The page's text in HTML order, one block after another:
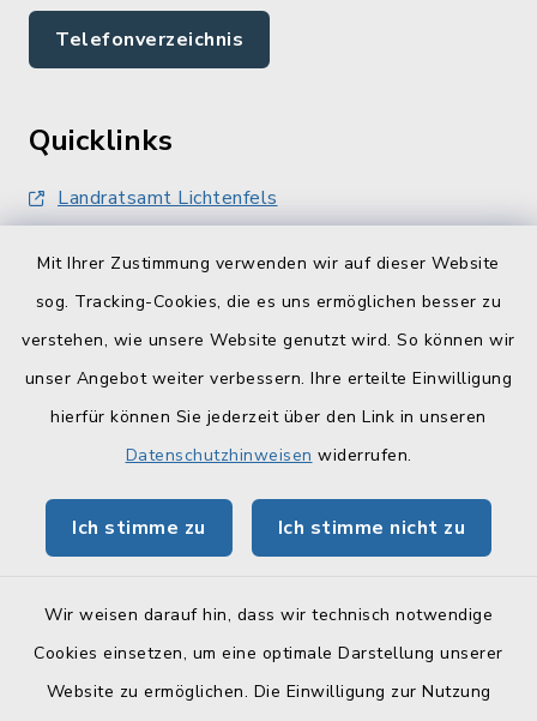
Mit Ihrer Zustimmung verwenden wir auf dieser Website
sog. Tracking-Cookies, die es uns ermöglichen besser zu
verstehen, wie unsere Website genutzt wird. So können wir
unser Angebot weiter verbessern. Ihre erteilte Einwilligung
hierfür können Sie jederzeit über den Link in unseren
Datenschutzhinweisen widerrufen.
Ich stimme zu Ich stimme nicht zu
Wir weisen darauf hin, dass wir technisch notwendige
Cookies einsetzen, um eine optimale Darstellung unserer
Website zu ermöglichen. Die Einwilligung zur Nutzung
Telefonverzeichnis
Quicklinks
Landratsamt Lichtenfels
Geoportal Lichtenfels
Tourismus Obermain-Jura
BayernPortal
Kontakt
Datenschutz